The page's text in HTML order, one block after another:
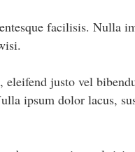
facilisis. Nulla
justo vel
ipsum dolor lacus,